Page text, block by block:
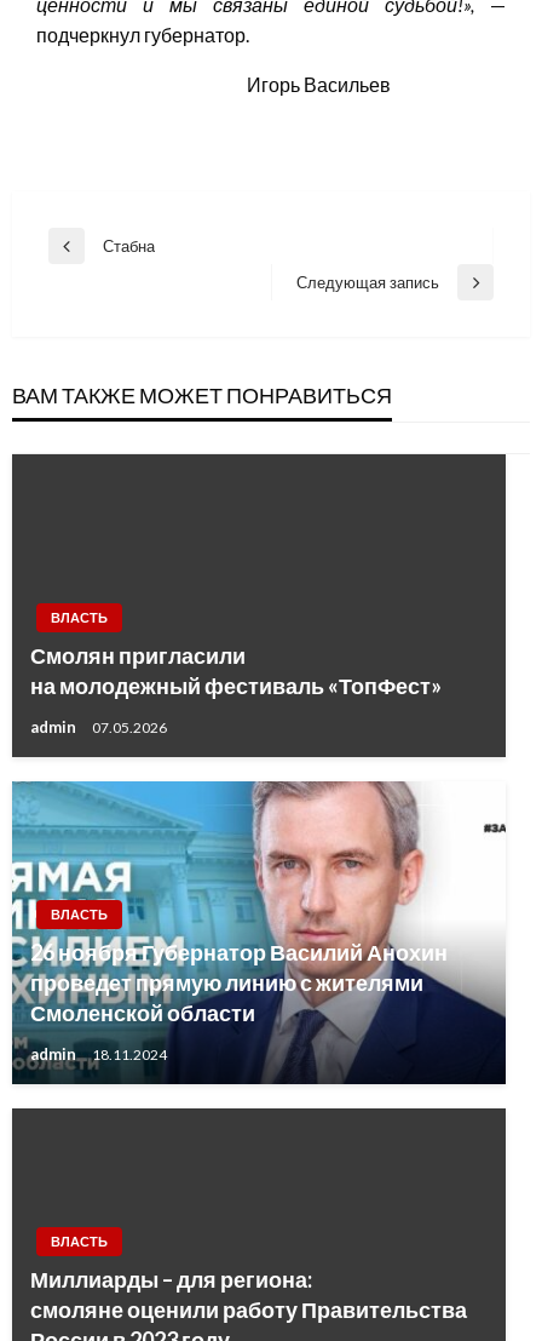
подчеркнул губернатор.
Игорь Васильев
Навигация
Previous
Стабна
Next
Следующая запись
ВАМ ТАКЖЕ МОЖЕТ ПОНРАВИТЬСЯ
ВЛАСТЬ
Смолян пригласили
на молодежный фестиваль «ТопФест»
admin 07.05.2026
ВЛАСТЬ
26 ноября Губернатор Василий Анохин
проведет прямую линию с жителями
Смоленской области
admin 18.11.2024
ВЛАСТЬ
Миллиарды – для региона:
смоляне оценили работу Правительства